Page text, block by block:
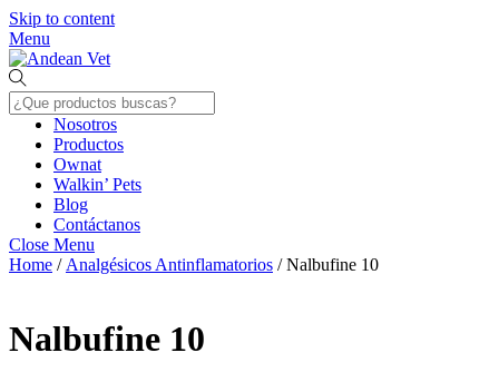
Skip to content
Menu
Nosotros
Productos
Ownat
Walkin’ Pets
Blog
Contáctanos
Close Menu
Home / Analgésicos Antinflamatorios / Nalbufine 10
Nalbufine 10